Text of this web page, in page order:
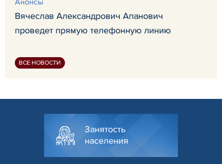
Вячеслав Александрович Апанович
проведет прямую телефонную линию
ВСЕ НОВОСТИ
Занятость
населения